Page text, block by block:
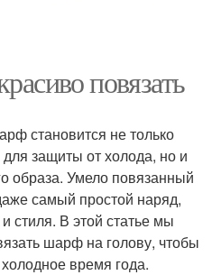
повязать
становится не только
защиты от холода, но и
образа. Умело повязанный
самый простой наряд,
стиля. В этой статье мы
шарф на голову, чтобы
время года.